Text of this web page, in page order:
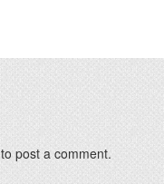
to post a comment.